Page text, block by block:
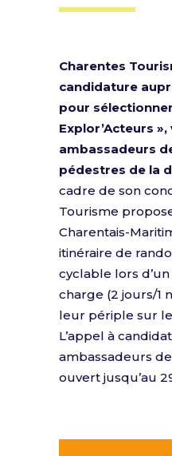
Charentes
candidature
pour
Explor’Acteurs
ambassadeurs
pédestres de la
cadre de son
Tourisme
Charentais-
itinéraire de
cyclable lors
charge (2 jours/1
leur périple sur
L’appel à
ambassadeurs
ouvert jusqu’au